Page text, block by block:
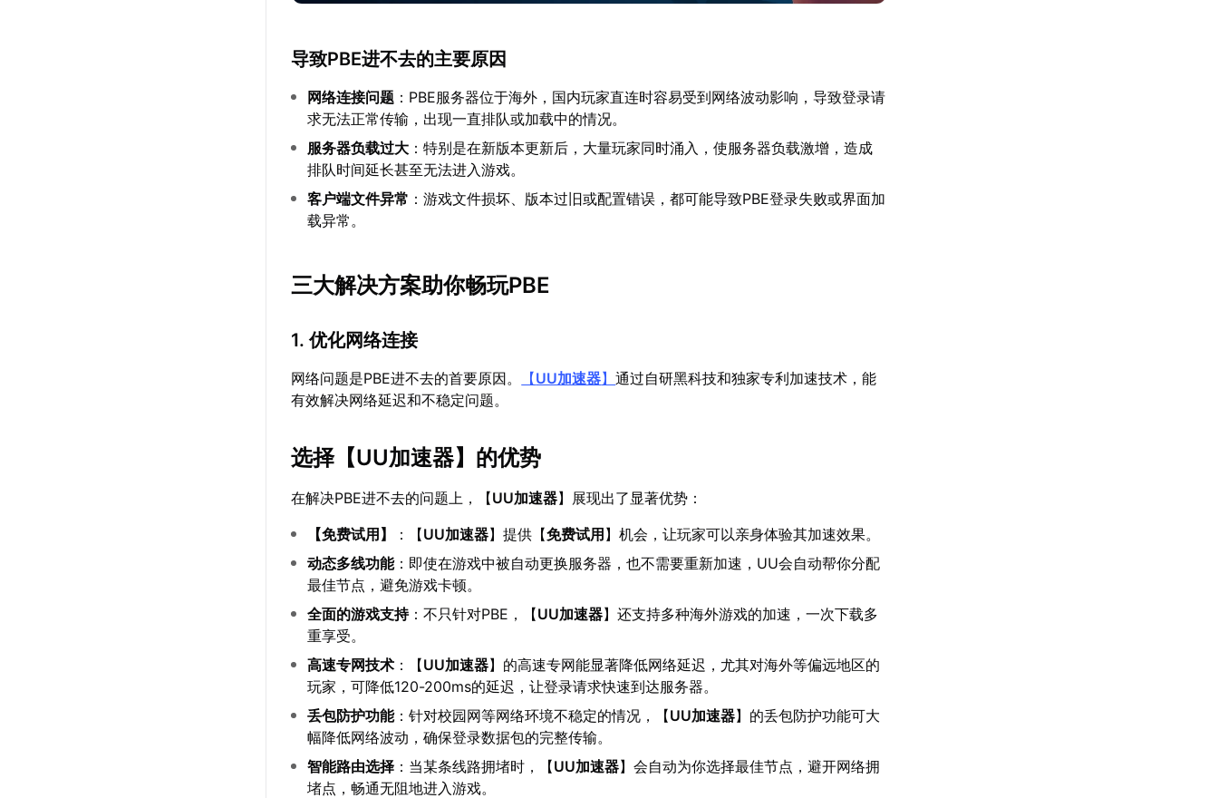
导致PBE进不去的主要原因
网络连接问题 ：PBE服务器位于海外，国内玩家直连时容易受到网络波动影响，导致登录请
求无法正常传输，出现一直排队或加载中的情况。
服务器负载过大 ：特别是在新版本更新后，大量玩家同时涌入，使服务器负载激增，造成
排队时间延长甚至无法进入游戏。
客户端文件异常 ：游戏文件损坏、版本过旧或配置错误，都可能导致PBE登录失败或界面加
载异常。
三大解决方案助你畅玩PBE
1. 优化网络连接
网络问题是PBE进不去的首要原因。 【UU加速器】通过自研黑科技和独家专利加速技术，能
有效解决网络延迟和不稳定问题。
选择【UU加速器】的优势
在解决PBE进不去的问题上，【UU加速器】展现出了显著优势：
【免费试用】 ：【UU加速器】提供【免费试用】机会，让玩家可以亲身体验其加速效果。
动态多线功能：即使在游戏中被自动更换服务器，也不需要重新加速，UU会自动帮你分配
最佳节点，避免游戏卡顿。
全面的游戏支持：不只针对PBE，【UU加速器】还支持多种海外游戏的加速，一次下载多
重享受。
高速专网技术 ：【UU加速器】的高速专网能显著降低网络延迟，尤其对海外等偏远地区的
玩家，可降低120-200ms的延迟，让登录请求快速到达服务器。
丢包防护功能：针对校园网等网络环境不稳定的情况，【UU加速器】的丢包防护功能可大
幅降低网络波动，确保登录数据包的完整传输。
智能路由选择 ：当某条线路拥堵时，【UU加速器】会自动为你选择最佳节点，避开网络拥
堵点，畅通无阻地进入游戏。